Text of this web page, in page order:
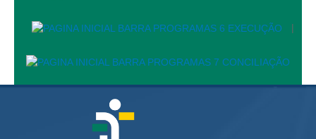
Escola Judicial |